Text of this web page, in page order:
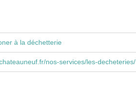
à la déchetterie
nos-services/les-decheteries/